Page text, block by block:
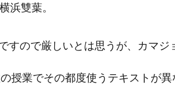
浜雙葉。
すので厳しいとは思うが、カマジ
授業でその都度使うテキストが異